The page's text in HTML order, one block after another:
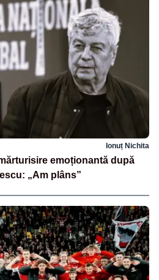
Ionuț Nichita
emoționantă după
„Am plâns”